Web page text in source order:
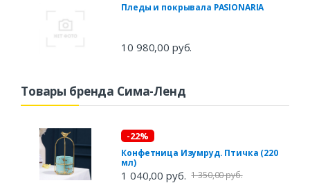
Пледы и покрывала PASIONARIA
10 980,00 руб.
Товары бренда Сима-Ленд
-22%
Конфетница Изумруд. Птичка (220
мл)
1 040,00 руб. 1 350,00 руб.